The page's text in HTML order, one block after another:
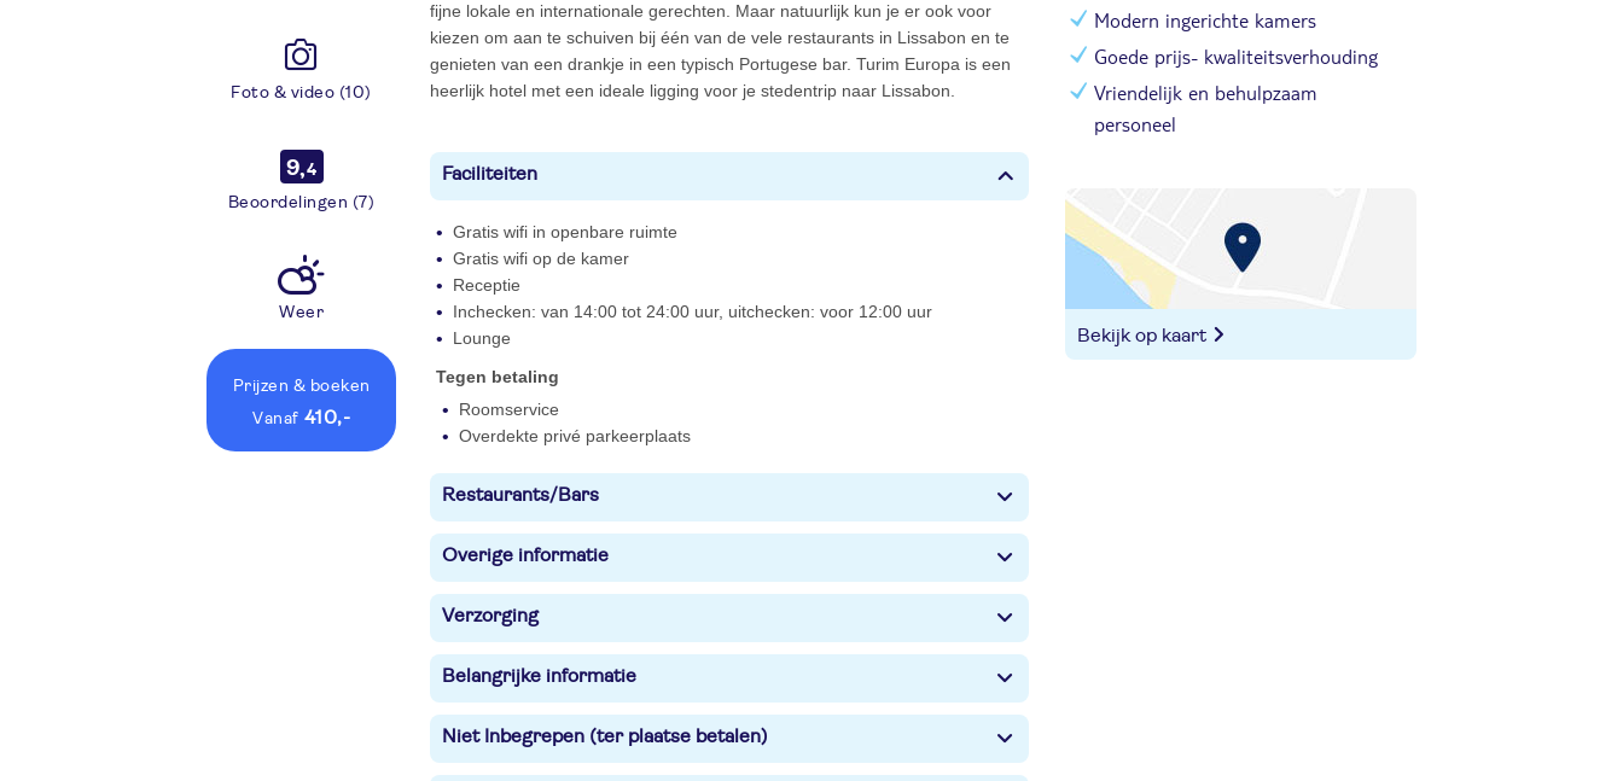
Foto & video (10)
9,4
Beoordelingen (7)
Weer
Prijzen & boeken
vanaf 410,-
fijne lokale en internationale gerechten. Maar natuurlijk kun je er ook voor
kiezen om aan te schuiven bij één van de vele restaurants in Lissabon en te
genieten van een drankje in een typisch Portugese bar. Turim Europa is een
heerlijk hotel met een ideale ligging voor je stedentrip naar Lissabon.
Faciliteiten
Gratis wifi in openbare ruimte
Gratis wifi op de kamer
Receptie
Inchecken: van 14:00 tot 24:00 uur, uitchecken: voor 12:00 uur
Lounge
Tegen betaling
Roomservice
Overdekte privé parkeerplaats
Restaurants/Bars
Overige informatie
Verzorging
Belangrijke informatie
Niet Inbegrepen (ter plaatse betalen)
Modern ingerichte kamers
Goede prijs- kwaliteitsverhouding
Vriendelijk en behulpzaam
personeel
Bekijk op kaart